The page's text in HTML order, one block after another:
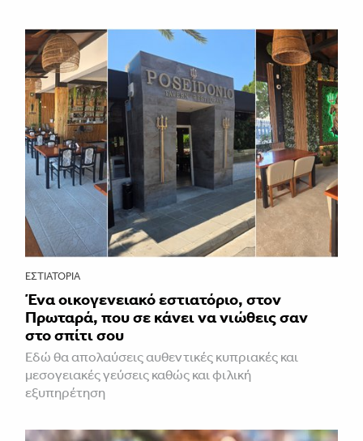
ΕΣΤΙΑΤΌΡΙΑ
Ένα οικογενειακό εστιατόριο, στον
Πρωταρά, που σε κάνει να νιώθεις σαν
στο σπίτι σου
Εδώ θα απολαύσεις αυθεντικές κυπριακές και
μεσογειακές γεύσεις καθώς και φιλική
εξυπηρέτηση